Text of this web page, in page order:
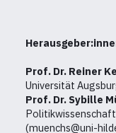
Prof. Dr. Reiner
Universität
Prof. Dr. Sybille
(muenchs@uni-